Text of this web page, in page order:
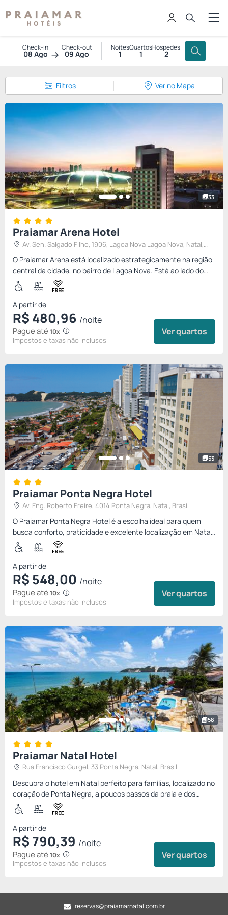
Check-in
08 Ago
Check-out
09 Ago
Noites
1
Quartos
1
Hóspedes
2
Filtros Ver no Mapa
33
Praiamar Arena Hotel
O Praiamar Arena está localizado estrategicamente na região
central da cidade, no bairro de Lagoa Nova. Está ao lado do
estádio Arena das Dunas, sede dos principais eventos e
shows...
A partir de
R$ 480,96 /noite
Impostos e taxas não inclusos
Pague até 10x Ver quartos
53
Praiamar Ponta Negra Hotel
Av. Eng. Roberto Freire, 4014 Ponta Negra, Natal, Brasil
O Praiamar Ponta Negra Hotel é a escolha ideal para quem
busca conforto, praticidade e excelente localização em Natal.
Situado na principal avenida de Ponta Negra, está próximo
aos...
A partir de
R$ 548,00 /noite
Impostos e taxas não inclusos
Pague até 10x Ver quartos
58
Praiamar Natal Hotel
Rua Francisco Gurgel, 33 Ponta Negra, Natal, Brasil
Descubra o hotel em Natal perfeito para famílias, localizado no
coração de Ponta Negra, a poucos passos da praia e dos
melhores bares e restaurantes, além de estar a apenas 2 km
do...
A partir de
R$ 790,39 /noite
Impostos e taxas não inclusos
Pague até 10x Ver quartos
reservas@praiamarnatal.com.br